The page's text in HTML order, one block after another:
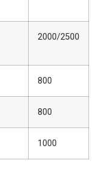
2000/2500
800
800
1000